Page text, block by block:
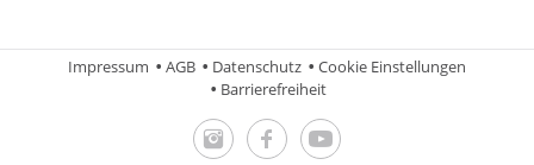
Impressum AGB Datenschutz
Cookie Einstellungen
Barrierefreiheit